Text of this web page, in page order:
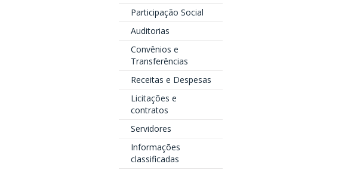
Participação Social
Auditorias
Convênios e
Transferências
Receitas e Despesas
Licitações e
contratos
Servidores
Informações
classificadas